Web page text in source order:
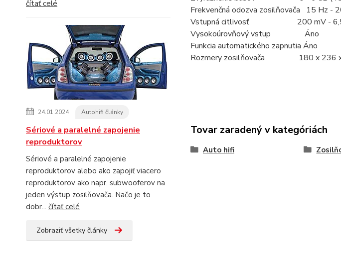
čítať celé
24.01.2024 Autohifi články
Sériové a paralelné zapojenie
reproduktorov
Sériové a paralelné zapojenie
reproduktorov alebo ako zapojiť viacero
reproduktorov ako napr. subwooferov na
jeden výstup zosilňovača. Načo je to
dobr... čítať celé
Zobraziť všetky články
Frekvenčná odozva zosilňovača 15 Hz -
Vstupná citlivosť 200 mV -
Vysokoúrovňový vstup Áno
Funkcia automatického zapnutia Áno
Rozmery zosilňovača 180 x 236 x
Tovar zaradený v kategóriách
Auto hifi